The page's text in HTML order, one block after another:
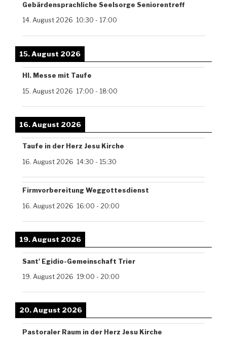
Gebärdensprachliche Seelsorge Seniorentreff
14. August 2026 10:30 - 17:00
15. August 2026
Hl. Messe mit Taufe
15. August 2026 17:00 - 18:00
16. August 2026
Taufe in der Herz Jesu Kirche
16. August 2026 14:30 - 15:30
Firmvorbereitung Weggottesdienst
16. August 2026 16:00 - 20:00
19. August 2026
Sant' Egidio-Gemeinschaft Trier
19. August 2026 19:00 - 20:00
20. August 2026
Pastoraler Raum in der Herz Jesu Kirche